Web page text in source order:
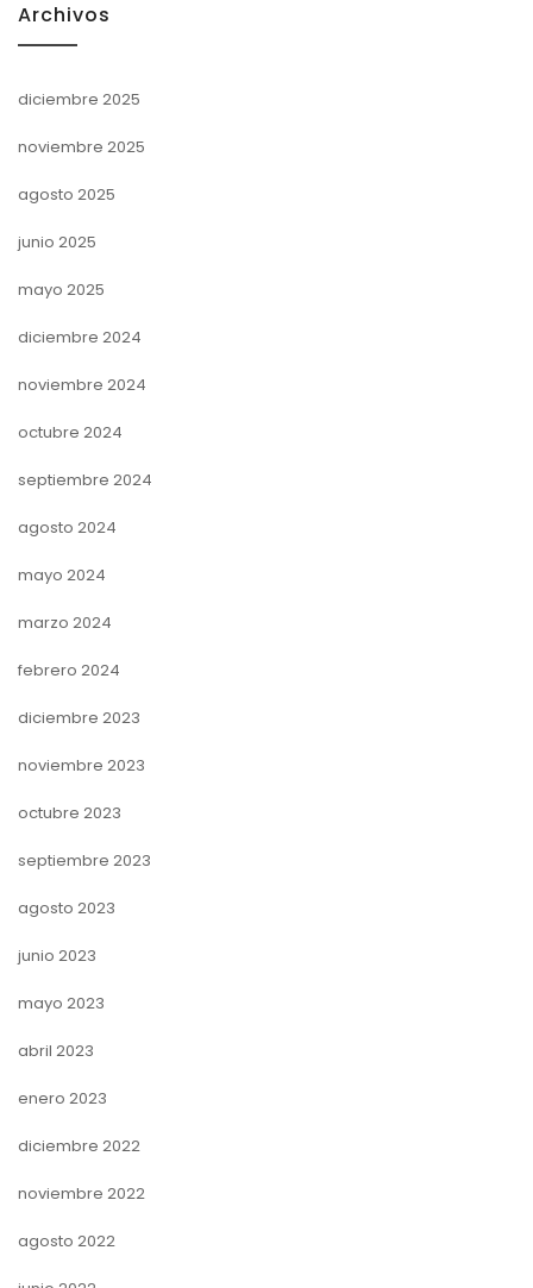
Archivos
diciembre 2025
noviembre 2025
agosto 2025
junio 2025
mayo 2025
diciembre 2024
noviembre 2024
octubre 2024
septiembre 2024
agosto 2024
mayo 2024
marzo 2024
febrero 2024
diciembre 2023
noviembre 2023
octubre 2023
septiembre 2023
agosto 2023
junio 2023
mayo 2023
abril 2023
enero 2023
diciembre 2022
noviembre 2022
agosto 2022